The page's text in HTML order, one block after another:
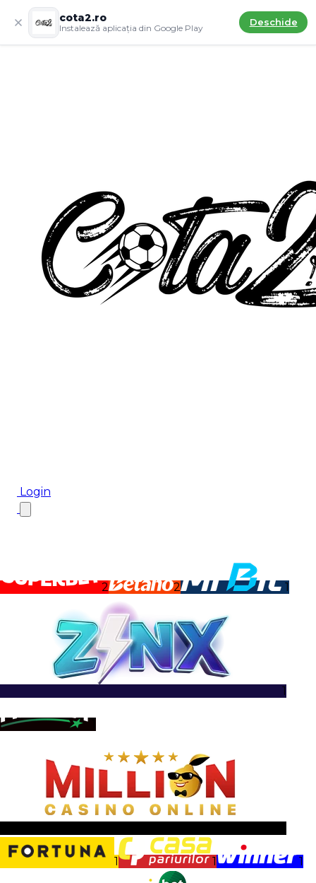
cota2.ro
Instalează aplicația din Google Play Deschide
Login
2 2 1
1
1 1 1